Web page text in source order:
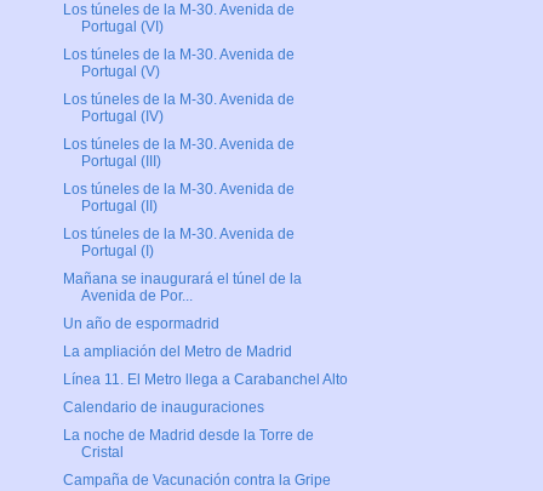
Los túneles de la M-30. Avenida de
Portugal (VI)
Los túneles de la M-30. Avenida de
Portugal (V)
Los túneles de la M-30. Avenida de
Portugal (IV)
Los túneles de la M-30. Avenida de
Portugal (III)
Los túneles de la M-30. Avenida de
Portugal (II)
Los túneles de la M-30. Avenida de
Portugal (I)
Mañana se inaugurará el túnel de la
Avenida de Por...
Un año de espormadrid
La ampliación del Metro de Madrid
Línea 11. El Metro llega a Carabanchel Alto
Calendario de inauguraciones
La noche de Madrid desde la Torre de
Cristal
Campaña de Vacunación contra la Gripe